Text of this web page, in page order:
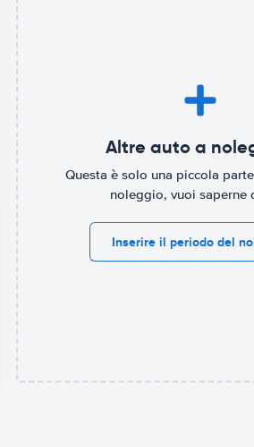
Altre auto a
Questa è solo una piccola
noleggio, vuoi saperne
Inserire il periodo del